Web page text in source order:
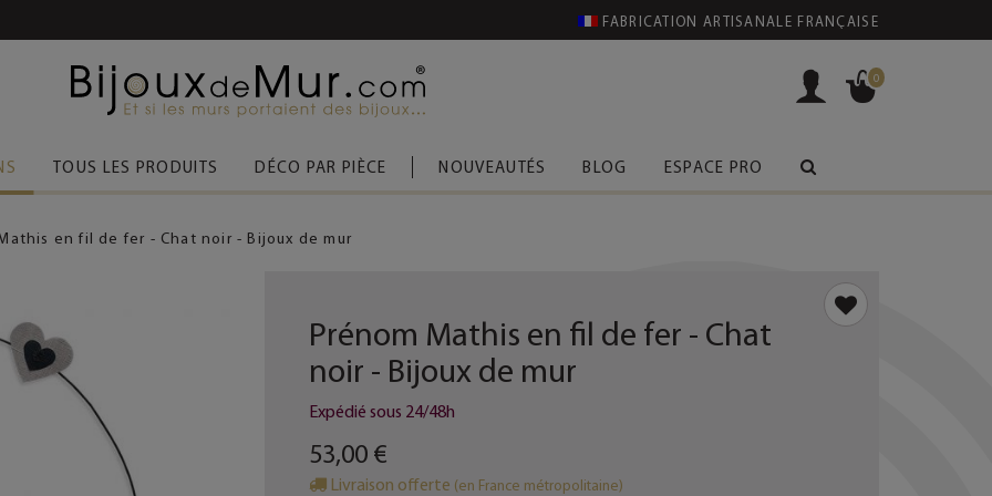
FABRICATION ARTISANALE FRANÇAISE
0
TOUS LES PRODUITS DÉCO PAR PIÈCE NOUVEAUTÉS BLOG ESPACE PRO
en fil de fer - Chat noir - Bijoux de mur
Prénom Mathis en fil de fer - Chat
noir - Bijoux de mur
Expédié sous 24/48h
53,00 €
Livraison offerte (en France métropolitaine)